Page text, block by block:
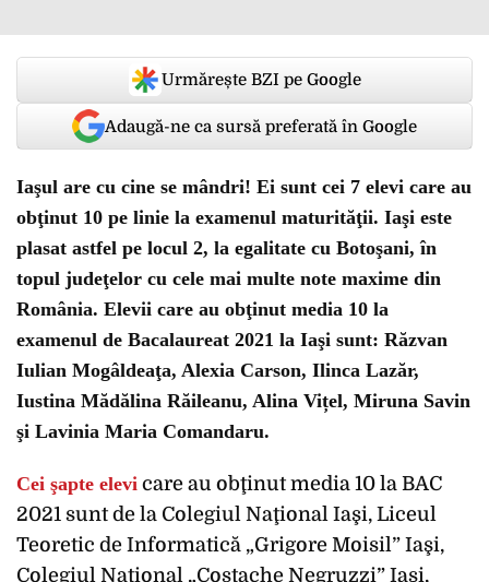
Urmărește BZI pe Google
Adaugă-ne ca sursă preferată în Google
Iaşul are cu cine se mândri! Ei sunt cei 7 elevi care au
obţinut 10 pe linie la examenul maturităţii. Iaşi este
plasat astfel pe locul 2, la egalitate cu Botoşani, în
topul judeţelor cu cele mai multe note maxime din
România. Elevii care au obţinut media 10 la
examenul de Bacalaureat 2021 la Iaşi sunt: Răzvan
Iulian Mogâldeaţa, Alexia Carson, Ilinca Lazăr,
Iustina Mădălina Răileanu, Alina Vițel, Miruna Savin
şi Lavinia Maria Comandaru.
Cei şapte elevi care au obţinut media 10 la BAC
2021 sunt de la Colegiul Naţional Iaşi, Liceul
Teoretic de Informatică „Grigore Moisil” Iaşi,
Colegiul Naţional „Costache Negruzzi” Iaşi,